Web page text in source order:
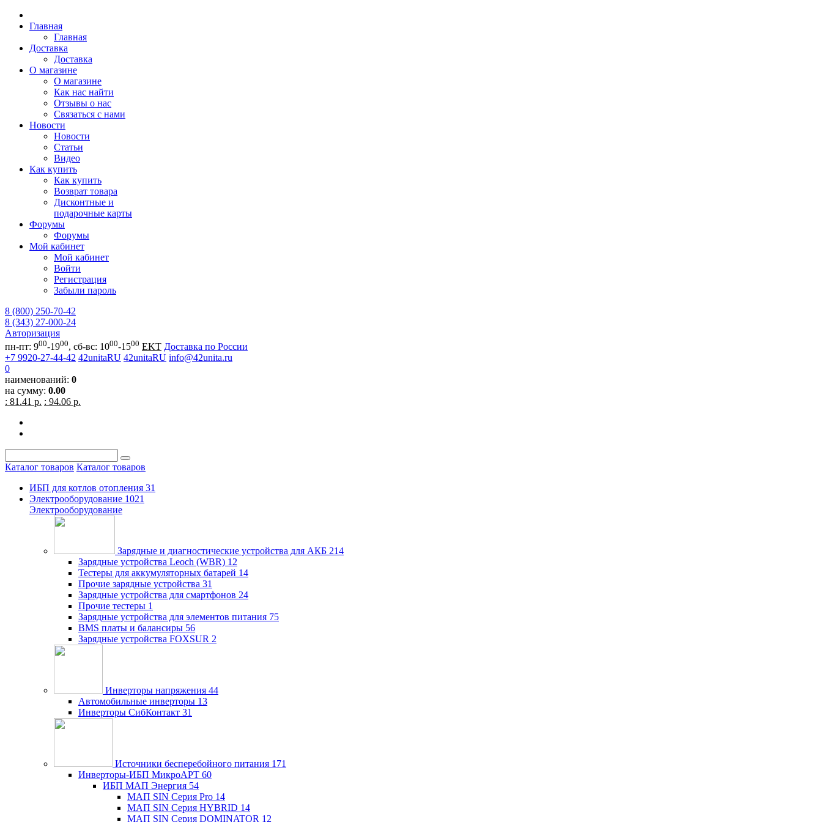
Главная
Главная
Доставка
Доставка
О магазине
О магазине
Как нас найти
Отзывы о нас
Связаться с нами
Новости
Новости
Статьи
Видео
Как купить
Как купить
Возврат товара
Дисконтные и
подарочные карты
Форумы
Форумы
Мой кабинет
Мой кабинет
Войти
Регистрация
Забыли пароль
8 (800) 250-70-42
8 (343) 27-000-24
Авторизация
пн-пт: 900-1900, сб-вс: 1000-1500 EKT Доставка по России
+7 9920-27-44-42 42unitaRU 42unitaRU info@42unita.ru
0
наименований: 0
на сумму: 0.00
: 81.41 р. : 94.06 р.
Каталог товаров Каталог товаров
ИБП для котлов отопления 31
Электрооборудование 1021
Электрооборудование
Зарядные и диагностические устройства для АКБ 214
Зарядные устройства Leoch (WBR) 12
Тестеры для аккумуляторных батарей 14
Прочие зарядные устройства 31
Зарядные устройства для смартфонов 24
Прочие тестеры 1
Зарядные устройства для элементов питания 75
BMS платы и балансиры 56
Зарядные устройства FOXSUR 2
Инверторы напряжения 44
Автомобильные инверторы 13
Инверторы СибКонтакт 31
Источники бесперебойного питания 171
Инверторы-ИБП МикроАРТ 60
ИБП МАП Энергия 54
МАП SIN Серия Pro 14
МАП SIN Серия HYBRID 14
МАП SIN Серия DOMINATOR 12